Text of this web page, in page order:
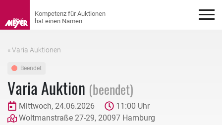
« Varia Auktionen
Beendet
Varia Auktion (beendet)
Mittwoch, 24.06.2026
11:00 Uhr
Woltmanstraße 27-29, 20097 Hamburg